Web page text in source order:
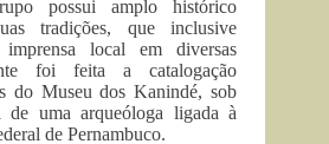
possui amplo histórico
tradições, que inclusive
local em diversas
foi feita a catalogação
do Museu dos Kanindé, sob
de uma arqueóloga ligada à
de Pernambuco.